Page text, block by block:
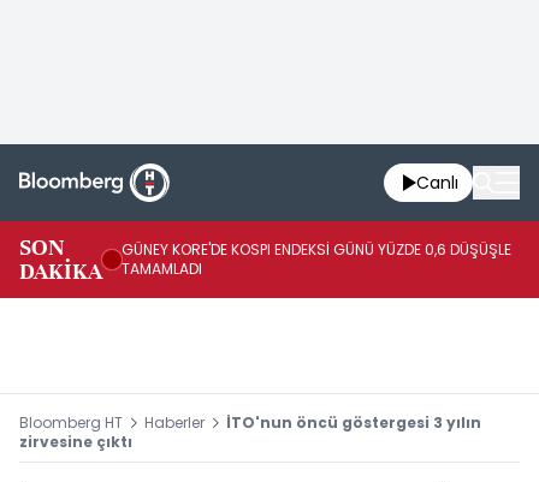
Canlı
SON
DAKİKA
GÜNEY KORE'DE KOSPI ENDEKSİ GÜNÜ YÜZDE 0,6 DÜŞÜŞLE
TAMAMLADI
Bloomberg HT Haberler
İTO'nun öncü göstergesi 3 yılın
zirvesine çıktı